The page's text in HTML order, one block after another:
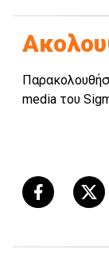
media του